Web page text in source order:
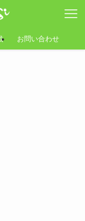
お問い合わせ